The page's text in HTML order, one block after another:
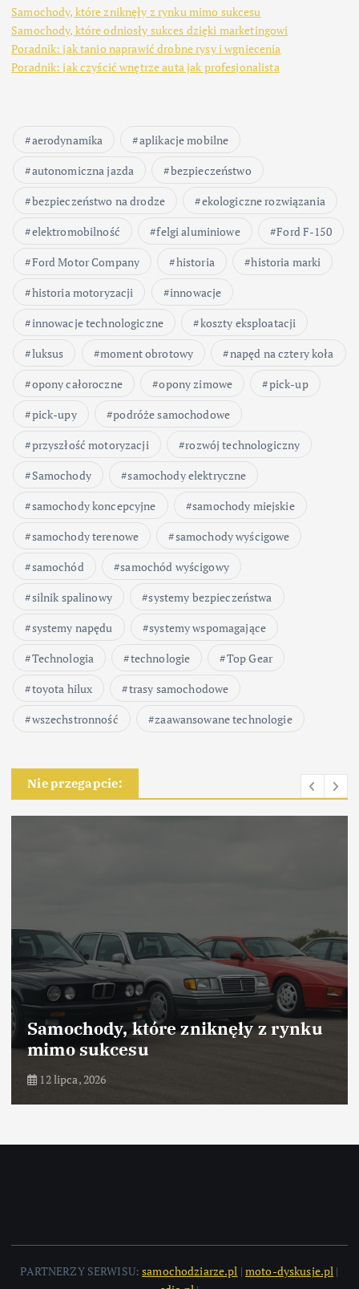
Samochody, które zniknęły z rynku mimo sukcesu
Samochody, które odniosły sukces dzięki marketingowi
Poradnik: jak tanio naprawić drobne rysy i wgniecenia
Poradnik: jak czyścić wnętrze auta jak profesjonalista
aerodynamika
aplikacje mobilne
autonomiczna jazda
bezpieczeństwo
bezpieczeństwo na drodze
ekologiczne rozwiązania
elektromobilność
felgi aluminiowe
Ford F-150
Ford Motor Company
historia
historia marki
historia motoryzacji
innowacje
innowacje technologiczne
koszty eksploatacji
luksus
moment obrotowy
napęd na cztery koła
opony całoroczne
opony zimowe
pick-up
pick-upy
podróże samochodowe
przyszłość motoryzacji
rozwój technologiczny
Samochody
samochody elektryczne
samochody koncepcyjne
samochody miejskie
samochody terenowe
samochody wyścigowe
samochód
samochód wyścigowy
silnik spalinowy
systemy bezpieczeństwa
systemy napędu
systemy wspomagające
Technologia
technologie
Top Gear
toyota hilux
trasy samochodowe
wszechstronność
zaawansowane technologie
Nie przegapcie:
Samochody, które zniknęły z rynku
mimo sukcesu
12 lipca, 2026
PARTNERZY SERWISU:samochodziarze.pl | moto-dyskusje.pl |